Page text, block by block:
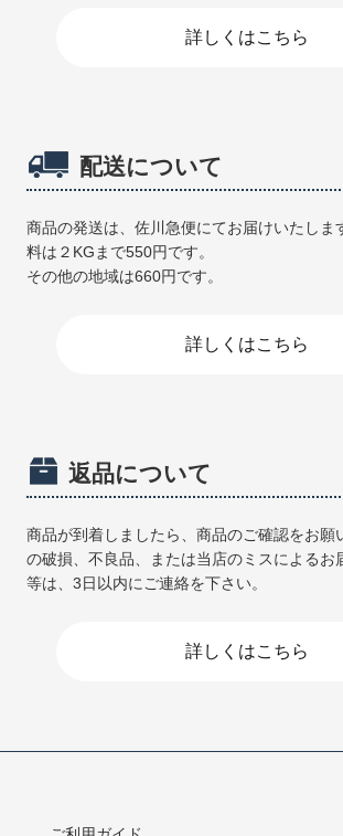
詳しくはこちら
配送について
商品の発送は、佐川急便にてお届けいたしま
料は２KGまで550円です。
その他の地域は660円です。
詳しくはこちら
返品について
商品が到着しましたら、商品のご確認をお願
の破損、不良品、または当店のミスによるお
等は、3日以内にご連絡を下さい。
詳しくはこちら